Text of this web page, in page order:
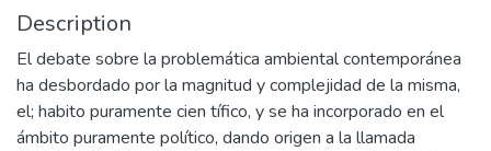
Description
El debate sobre la problemática ambiental contemporánea
ha desbordado por la magnitud y complejidad de la misma,
el; habito puramente cien tífico, y se ha incorporado en el
ámbito puramente político, dando origen a la llamada